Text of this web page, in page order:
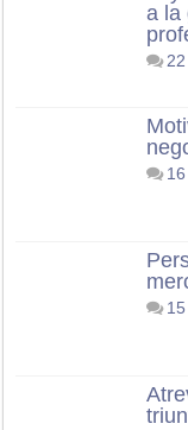
a la
22
16
15